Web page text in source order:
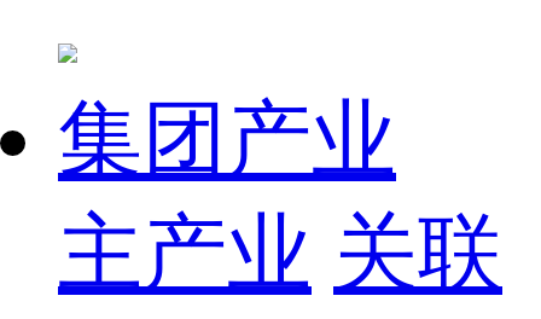
集团产业
主产业 关联